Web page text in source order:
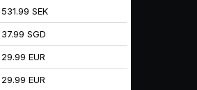
531.99 SEK
37.99 SGD
29.99 EUR
29.99 EUR